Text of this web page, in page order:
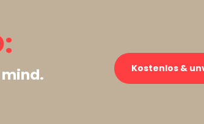
mind.
Kostenlos &